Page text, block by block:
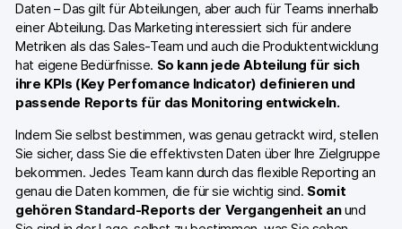
Daten – Das gilt für Abteilungen, aber auch für Teams innerhalb
einer Abteilung. Das Marketing interessiert sich für andere
Metriken als das Sales-Team und auch die Produktentwicklung
hat eigene Bedürfnisse. So kann jede Abteilung für sich
ihre KPIs (Key Perfomance Indicator) definieren und
passende Reports für das Monitoring entwickeln.
Indem Sie selbst bestimmen, was genau getrackt wird, stellen
Sie sicher, dass Sie die effektivsten Daten über Ihre Zielgruppe
bekommen. Jedes Team kann durch das flexible Reporting an
genau die Daten kommen, die für sie wichtig sind. Somit
gehören Standard-Reports der Vergangenheit anund